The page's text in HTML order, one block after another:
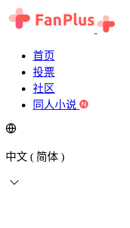
首页
投票
社区
同人小说
中文 ( 简体 )